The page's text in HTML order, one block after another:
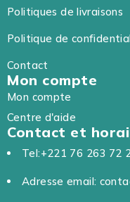
Politiques de livraisons
Politique de
Contact
Mon compte
Mon compte
Centre d'aide
Contact et
Tel:+221 76 263 72
Adresse email: